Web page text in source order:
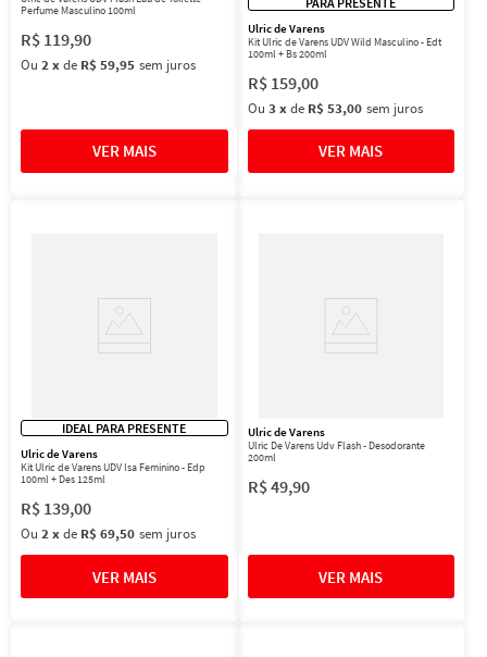
Perfume Masculino 100ml
R$ 119,90
Ou 2xde R$ 59,95 sem juros
Ulric de Varens
Kit Ulric de Varens UDV Wild Masculino - Edt
100ml + Bs 200ml
R$ 159,00
Ou 3 xde R$ 53,00 sem juros
IDEAL PARA PRESENTE
Ulric de Varens
Kit Ulric de Varens UDV Isa Feminino - Edp
100ml + Des 125ml
R$ 139,00
Ou 2xde R$ 69,50 sem juros
Ulric de Varens
Ulric De Varens Udv Flash - Desodorante
200ml
R$49,90